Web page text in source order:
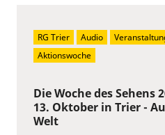
Die Woche des Sehens
13. Oktober in Trier -
Welt
RG Trier Audio
Aktionswoche